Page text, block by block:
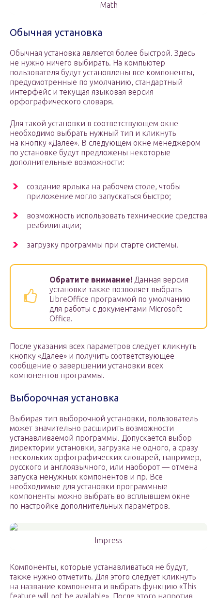
Math
Обычная установка
Обычная установка является более быстрой. Здесь
не нужно ничего выбирать. На компьютер
пользователя будут установлены все компоненты,
предусмотренные по умолчанию, стандартный
интерфейс и текущая языковая версия
орфографического словаря.
Для такой установки в соответствующем окне
необходимо выбрать нужный тип и кликнуть
на кнопку «Далее». В следующем окне менеджером
по установке будут предложены некоторые
дополнительные возможности:
создание ярлыка на рабочем столе, чтобы
приложение могло запускаться быстро;
возможность использовать технические средства
реабилитации;
загрузку программы при старте системы.
Обратите внимание! Данная версия
установки также позволяет выбрать
LibreOffice программой по умолчанию
для работы с документами Microsoft
Office.
После указания всех параметров следует кликнуть
кнопку «Далее» и получить соответствующее
сообщение о завершении установки всех
компонентов программы.
Выборочная установка
Выбирая тип выборочной установки, пользователь
может значительно расширить возможности
устанавливаемой программы. Допускается выбор
директории установки, загрузка не одного, а сразу
нескольких орфографических словарей, например,
русского и англоязычного, или наоборот — отмена
запуска ненужных компонентов и пр. Все
необходимые для установки программные
компоненты можно выбрать во всплывшем окне
по настройке дополнительных параметров.
Impress
Компоненты, которые устанавливаться не будут,
также нужно отметить. Для этого следует кликнуть
на название компонента и выбрать функцию «This
feature will not be available». После этого напротив